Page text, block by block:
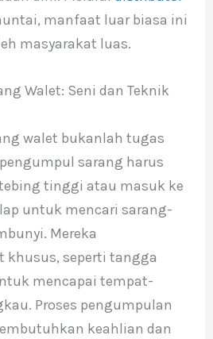
manfaat luar biasa ini
masyarakat luas.
Walet: Seni dan Teknik
walet bukanlah tugas
sarang harus
tinggi atau masuk ke
untuk mencari sarang-
Mereka
khusus, seperti tangga
mencapai tempat-
Proses pengumpulan
keahlian dan